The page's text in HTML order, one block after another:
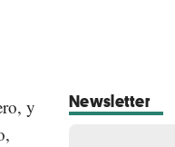
Newsletter
y